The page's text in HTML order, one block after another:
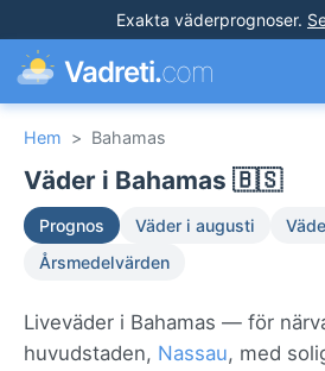
Exakta väderprognoser.
Vadreti.com
Hem > Bahamas
Väder i Bahamas 🇧🇸
Prognos Väder i augusti
Årsmedelvärden
Liveväder i Bahamas — för
huvudstaden, Nassau, med